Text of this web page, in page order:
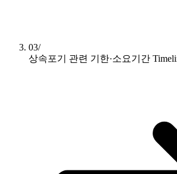
03/
상속포기 관련 기한·소요기간